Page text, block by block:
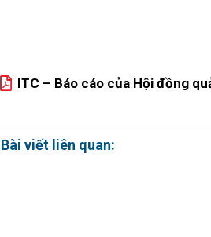
ITC – Báo cáo của Hội đồng
Bài viết liên quan: